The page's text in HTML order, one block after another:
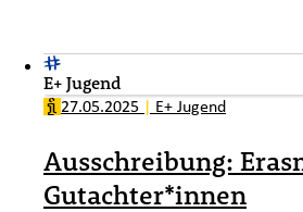
E+ Jugend
27.05.2025 | E+ Jugend
Ausschreibung:
Gutachter*innen